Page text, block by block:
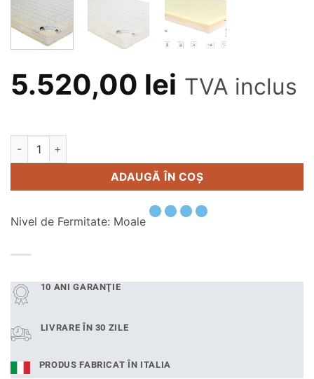
5.520,00 lei TVA inclus
Cantitate Saltea memory Medical Form HD 2.0 - 100x200 cm
ADAUGĂ ÎN COȘ
Alternative:
Nivel de Fermitate: Moale
10 ANI GARANŢIE
LIVRARE ÎN 30 ZILE
PRODUS FABRICAT ÎN ITALIA